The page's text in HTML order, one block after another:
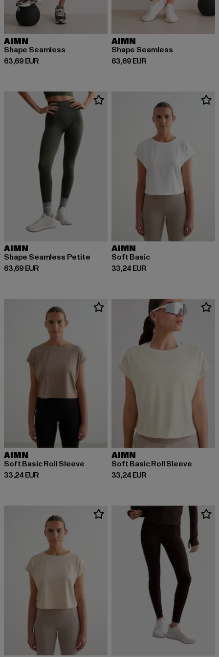
AIMN
Shape Seamless
63,69 EUR
Derzeitiger Preis: 63,69 EUR
AIMN
Shape Seamless
63,69 EUR
Derzeitiger Preis: 63,69 EUR
AIMN
Shape Seamless Petite
63,69 EUR
Derzeitiger Preis: 63,69 EUR
AIMN
Soft Basic
33,24 EUR
Derzeitiger Preis: 33,24 EUR
AIMN
Soft Basic Roll Sleeve
33,24 EUR
Derzeitiger Preis: 33,24 EUR
AIMN
Soft Basic Roll Sleeve
33,24 EUR
Derzeitiger Preis: 33,24 EUR